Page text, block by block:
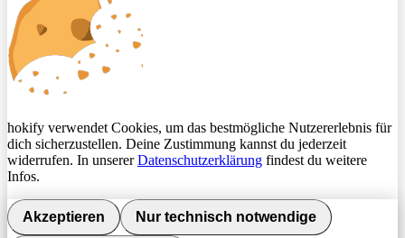
hokify verwendet Cookies, um das bestmögliche Nutzererlebnis für
dich sicherzustellen. Deine Zustimmung kannst du jederzeit
widerrufen. In unsererDatenschutzerklärung findest du weitere
Infos.
Akzeptieren Nur technisch notwendige